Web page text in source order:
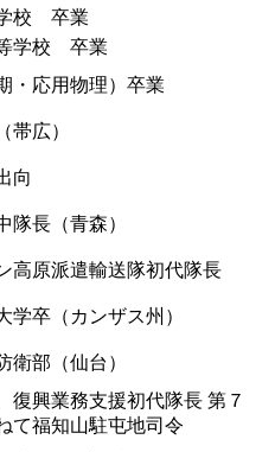
校 卒業
学校 卒業
・応用物理）卒業
帯広）
向
隊長（青森）
高原派遣輸送隊初代隊長
学卒（カンザス州）
衛部（仙台）
復興業務支援初代隊長 第７
て福知山駐屯地司令